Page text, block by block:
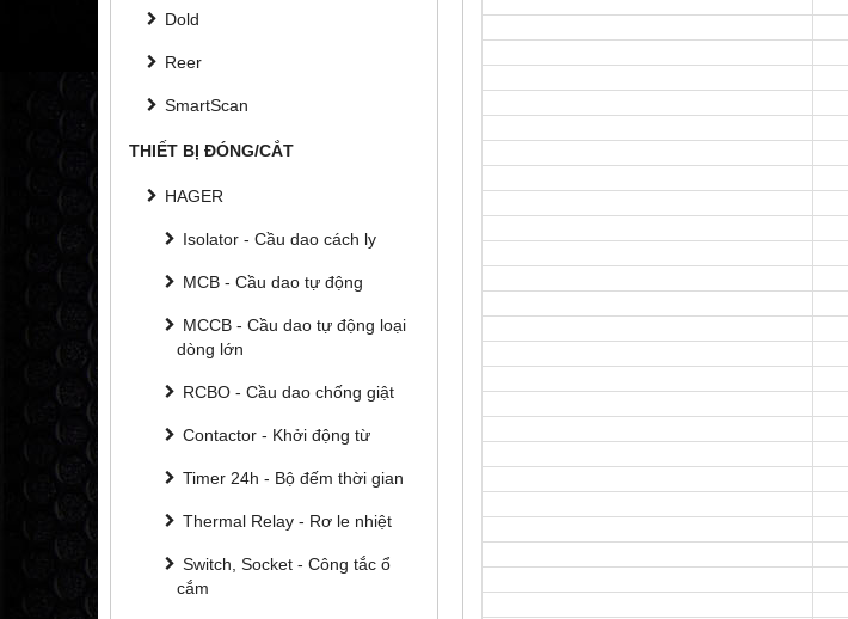
Dold
Reer
SmartScan
THIẾT BỊ ĐÓNG/CẮT
HAGER
Isolator - Cầu dao cách ly
MCB - Cầu dao tự động
MCCB - Cầu dao tự động loại
dòng lớn
RCBO - Cầu dao chống giật
Contactor - Khởi động từ
Timer 24h - Bộ đếm thời gian
Thermal Relay - Rơ le nhiệt
Switch, Socket - Công tắc ổ
cắm